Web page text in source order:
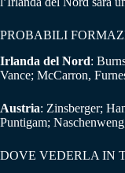
PROBABILI
Irlanda del Nord:
Vance; McCarron,
Austria: Zinsberger;
Puntigam;
DOVE VEDERLA IN